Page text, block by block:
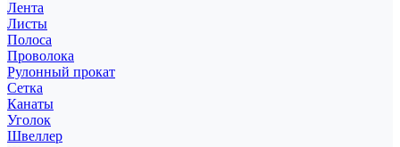
Лента
Листы
Полоса
Проволока
Рулонный прокат
Сетка
Канаты
Уголок
Швеллер